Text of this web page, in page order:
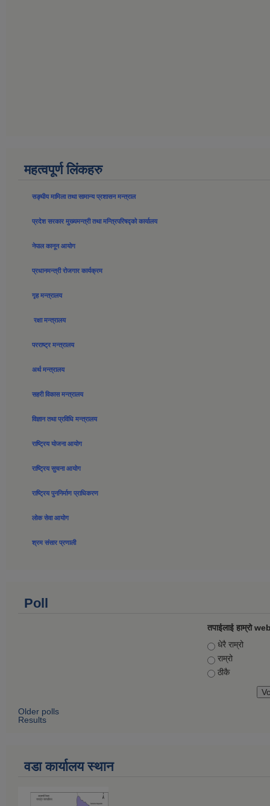
महत्वपूर्ण लिंकहरु
सङ्घीय मामिला तथा सामान्य प्रशासन मन्त्राल
प्रदेश सरकार मुख्यमन्त्री तथा मन्त्रिपरिषद्को कार्यालय
नेपाल कानून आयोग
प्रधानमन्त्री रोजगार कार्यक्रम
गृह मन्त्रालय
रक्षा मन्त्रालय
परराष्ट्र मन्त्रालय
अर्थ मन्त्रालय
सहरी विकास मन्त्रालय
विज्ञान तथा प्रविधि मन्त्रालय
राष्ट्रिय योजना आयोग
राष्ट्रिय सुचना आयोग
राष्ट्रिय पुननिर्माण प्राधिकरण
लोक सेवा आयोग
श्रम संसार प्रणाली
Poll
तपाईलाई हाम्रो
Choices
धेरै राम्रो
राम्रो
ठीकै
Older polls
Results
वडा कार्यालय स्थान